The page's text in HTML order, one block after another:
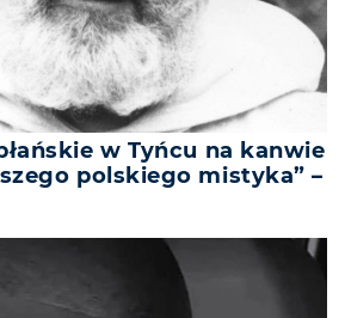
w Tyńcu na kanwie
polskiego mistyka” –